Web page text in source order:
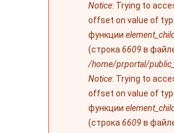
Notice: Trying to
offset on value of
функции
(строка 6609 в
/home/prportal/
Notice: Trying to
offset on value of
функции
(строка 6609 в